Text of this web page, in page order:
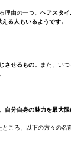
理由の一つ。 ヘアスタ
る人もいるようです。
させるもの。
また、い
自分自身の魅力を最大
ころ、以下の方々の名